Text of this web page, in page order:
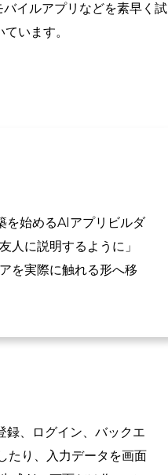
イルアプリなどを素早く試
います。
始めるAIアプリビルダ
人に説明するように」
を実際に触れる形へ移
、ログイン、バックエ
たり、入力データを画面